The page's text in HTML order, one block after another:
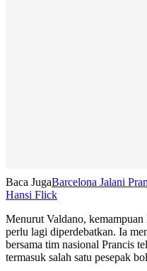
Baca JugaBarcelona Jalani
Hansi Flick
Menurut Valdano,
perlu lagi diperdebatkan. Ia
bersama tim nasional Prancis
termasuk salah satu pesepak